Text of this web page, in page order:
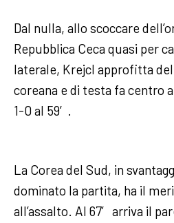
Dal nulla, allo scoccare
Repubblica Ceca quasi per
laterale, Krejcl approfitta
coreana e di testa fa centro
1-0 al 59′.
La Corea del Sud, in
dominato la partita, ha il
all’assalto. Al 67′ arriva il